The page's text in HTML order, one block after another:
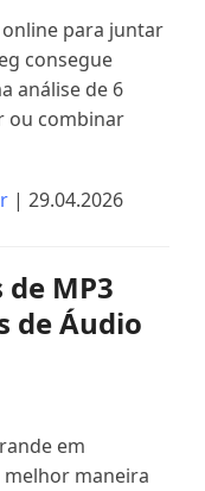
para juntar
consegue
análise de 6
ou combinar
| 29.04.2026
MP3
de Áudio
em
maneira